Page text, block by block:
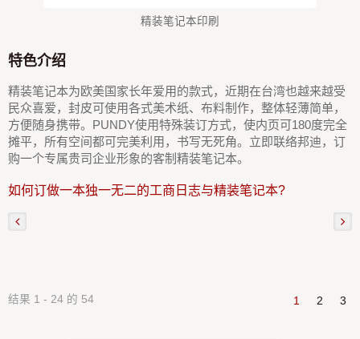
精装笔记本印刷
特色介绍
精装笔记本为欧美国家长年爱用的款式，近期在台湾也越来越受
民众喜爱，封皮可使用各式美术纸、布料制作，整体轻薄简单，
方便随身携带。PUNDY使用特殊装订方式，使内页可180度完全
摊平，所有空间都可完美利用，书写无死角。立即联络邦迪，订
购一个专属贵司企业形象的客制精装笔记本。
如何订做一本独一无二的工商日志与精装笔记本?
结果 1 - 24 的 54 1 2 3